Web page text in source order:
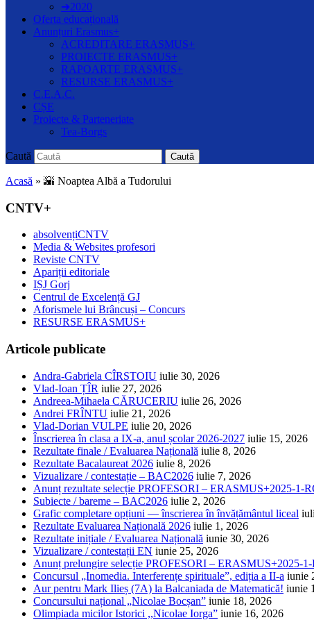
➔2020
Oferta educațională
Anunțuri Erasmus+
ACREDITARE ERASMUS+
PROIECTE ERASMUS+
RAPOARTE ERASMUS+
RESURSE ERASMUS+
C.E.A.C.
CȘE
Proiecte & Parteneriate
Tea-Borgs
Caută Caută
Acasă » 🌇 Noaptea Albă a Tudorului
CNTV+
absolvențiCNTV
Media & Websites profesori
Reviste CNTV
Apariții editoriale
IȘJ Gorj
Centrul de Excelență GJ
Aforismele lui Brâncuși – Concurs
RESURSE ERASMUS+
Articole publicate
Andra-Gabriela CÎRSTOIU iulie 30, 2026
Vlad-Ioan ȚÎR iulie 27, 2026
Andreea-Mihaela CĂRUCERIU iulie 26, 2026
Andrei FRÎNTU iulie 21, 2026
Vlad-Dorian VULPE iulie 20, 2026
Înscrierea în clasa a IX-a, anul școlar 2026-2027 iulie 15, 2026
Rezultate finale / Evaluarea Națională iulie 8, 2026
Rezultate Bacalaureat 2026 iulie 8, 2026
Vizualizare / contestație – BAC2026 iulie 7, 2026
Anunț rezultate selecție PROFESORI – ERASMUS+2025-1-
Subiecte / bareme – BAC2026 iulie 2, 2026
Grafic completare opțiuni — înscrierea în învățământul liceal
Rezultate Evaluarea Națională 2026 iulie 1, 2026
Rezultate inițiale / Evaluarea Națională iunie 30, 2026
Vizualizare / contestații EN iunie 25, 2026
Anunț prelungire selecție PROFESORI – ERASMUS+2025-
Concursul „Inomedia. Interferențe spirituale”, ediția a II-a iunie
Aur pentru Mark Ilieș (7A) la Balcaniada de Matematică! iunie
Concursului național „Nicolae Bocșan” iunie 18, 2026
Olimpiada micilor Istorici ,,Nicolae Iorga” iunie 16, 2026